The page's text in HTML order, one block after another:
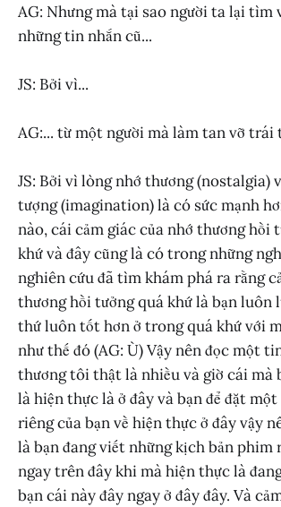
AG: Nhưng mà tại sao người ta lại tìm
những tin nhắn cũ...
JS: Bởi vì...
AG:... từ một người mà làm tan vỡ trái
JS: Bởi vì lòng nhớ thương (nostalgia)
tượng (imagination) là có sức mạnh
nào, cái cảm giác của nhớ thương hồi
khứ và đây cũng là có trong những
nghiên cứu đã tìm khám phá ra rằng
thương hồi tưởng quá khứ là bạn luôn
thứ luôn tốt hơn ở trong quá khứ với
như thế đó (AG: Ù) Vậy nên đọc một
thương tôi thật là nhiều và giờ cái mà
là hiện thực là ở đây và bạn để đặt
riêng của bạn về hiện thực ở đây vậy
là bạn đang viết những kịch bản phim
ngay trên đây khi mà hiện thực là
bạn cái này đây ngay ở đây đây. Và